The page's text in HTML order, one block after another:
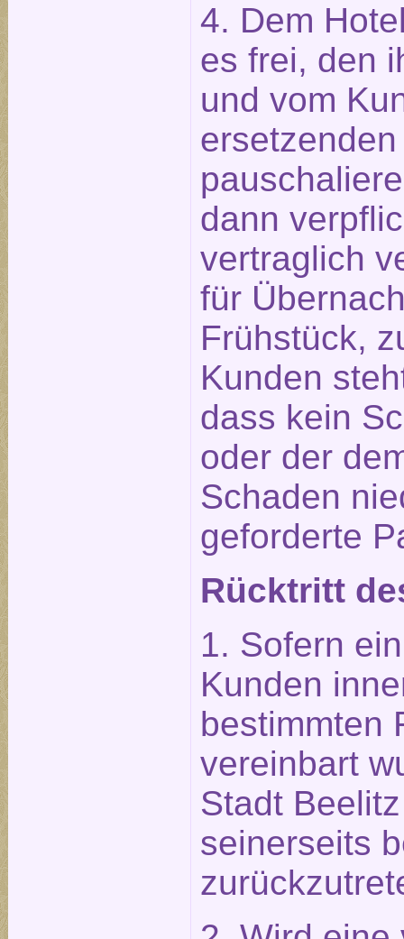
4. Dem
es frei, den
und vom
dann
vertraglich
für
Frühstück,
Kunden
dass kein
oder der
Schaden
geforderte
Rücktritt
1. Sofern
Kunden
bestimmten
vereinbart
Stadt
seinerseits